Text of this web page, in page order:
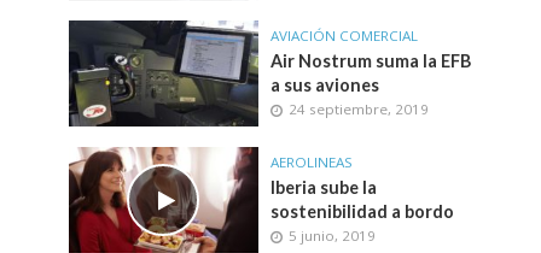
AVIACIÓN COMERCIAL
Air Nostrum suma la EFB
a sus aviones
24 septiembre, 2019
AEROLINEAS
Iberia sube la
sostenibilidad a bordo
5 junio, 2019